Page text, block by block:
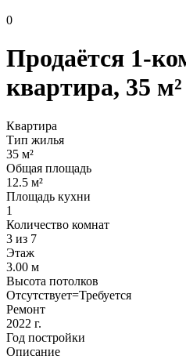
0
Продаётся 1-
квартира, 35 м²
Квартира
Тип жилья
35 м²
Общая площадь
12.5 м²
Площадь кухни
1
Количество комнат
3 из 7
Этаж
3.00 м
Высота потолков
Отсутствует=Требуется
Ремонт
2022 г.
Год постройки
Описание